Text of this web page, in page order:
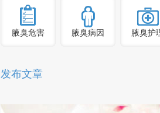
腋臭危害 腋臭病因 腋臭护
发布文章